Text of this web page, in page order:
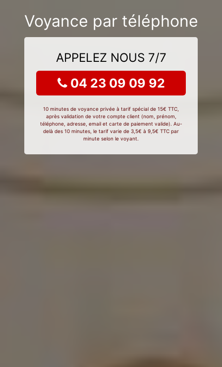
Voyance par téléphone
APPELEZ NOUS 7/7
04 23 09 09 92
10 minutes de voyance privée à tarif spécial de 15€ TTC,
après validation de votre compte client (nom, prénom,
téléphone, adresse, email et carte de paiement valide). Au-
delà des 10 minutes, le tarif varie de 3,5€ à 9,5€ TTC par
minute selon le voyant.